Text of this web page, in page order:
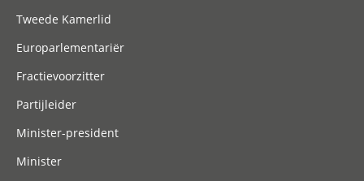
Tweede Kamerlid
Europarlementariër
Fractievoorzitter
Partijleider
Minister-president
Minister